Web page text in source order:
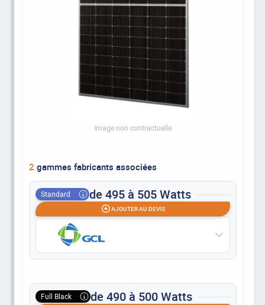
Image non contractuelle
2 gammes fabricants associées
Standard de 495 à 505 Watts
AJOUTER AU DEVIS
Full Black de 490 à 500 Watts